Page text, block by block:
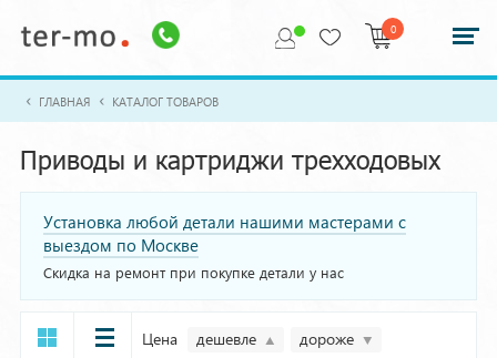
0
ГЛАВНАЯ КАТАЛОГ ТОВАРОВ
Приводы и картриджи трехходовых
Установка любой детали нашими мастерами с
выездом по Москве
Скидка на ремонт при покупке детали у нас
Цена дешевле дороже